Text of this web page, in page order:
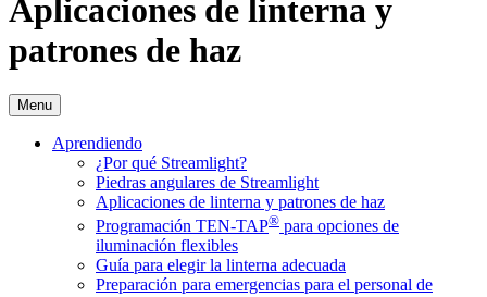
Aplicaciones de linterna y
patrones de haz
Menu
Aprendiendo
¿Por qué Streamlight?
Piedras angulares de Streamlight
Aplicaciones de linterna y patrones de haz
Programación TEN-TAP® para opciones de
iluminación flexibles
Guía para elegir la linterna adecuada
Preparación para emergencias para el personal de